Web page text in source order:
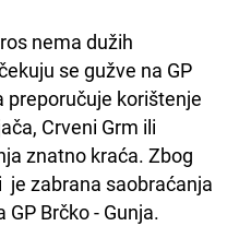
nema dužih
se gužve na GP
preporučuje korištenje
Crveni Grm ili
znatno kraća. Zbog
je zabrana saobraćanja
Brčko - Gunja.